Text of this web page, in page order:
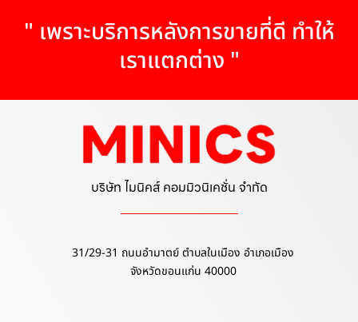
" เพราะบริการหลังการขายที่ดี ทำให้
เราแตกต่าง "
บริษัท ไมนิคส์ คอมมิวนิเคชั่น จำกัด
31/29-31 ถนนอำมาตย์ ตำบลในเมือง อำเภอเมือง
จังหวัดขอนแก่น 40000